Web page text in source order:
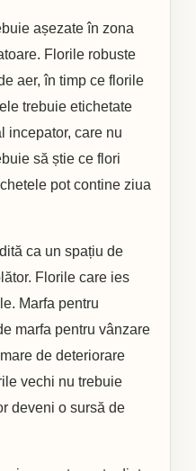
așezate în zona
Florile robuste
aer, în timp ce florile
trebuie etichetate
incepator, care nu
să știe ce flori
pot contine ziua
ca un spațiu de
Florile care ies
Marfa pentru
marfa pentru vânzare
de deteriorare
vechi nu trebuie
deveni o sursă de